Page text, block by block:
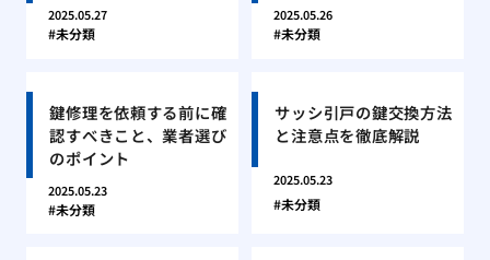
2025.05.27
未分類
2025.05.26
未分類
鍵修理を依頼する前に確
認すべきこと、業者選び
のポイント
2025.05.23
未分類
サッシ引戸の鍵交換方法
と注意点を徹底解説
2025.05.23
未分類